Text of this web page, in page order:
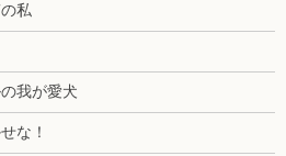
私
我が愛犬
な！